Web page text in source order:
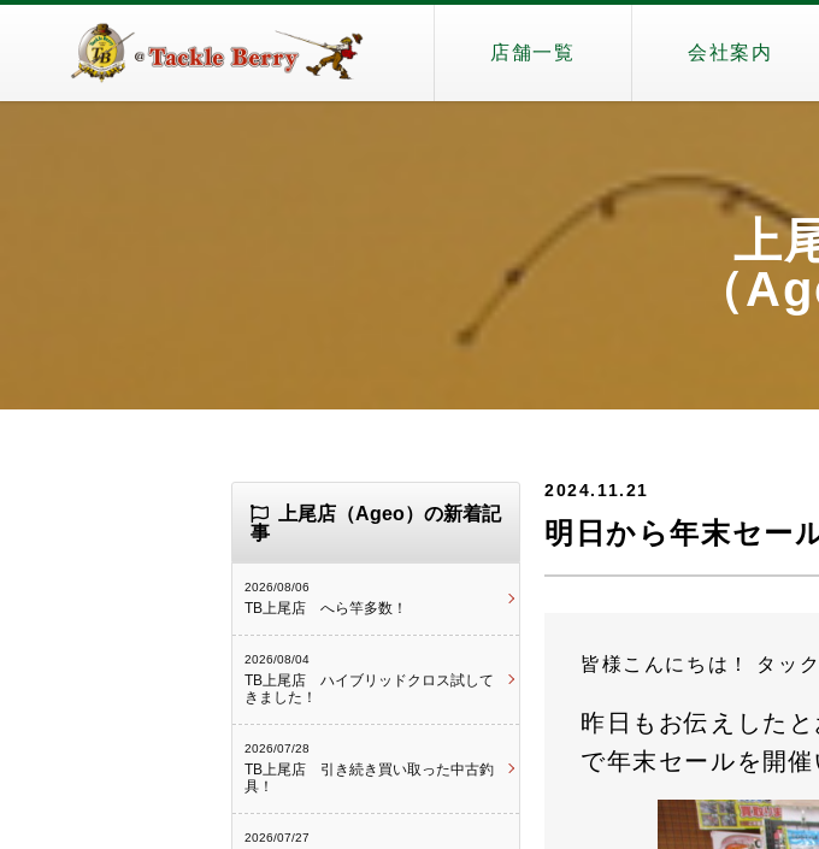
店舗一覧 会社案内
上
（
2024.11.21
明日から年末セー
皆様こんにちは！ タッ
昨日もお伝えした
で年末セールを開催
上尾店（Ageo）の新着記
事
2026/08/06
TB上尾店 へら竿多数！
2026/08/04
TB上尾店 ハイブリッドクロス試して
きました！
2026/07/28
TB上尾店 引き続き買い取った中古釣
具！
2026/07/27